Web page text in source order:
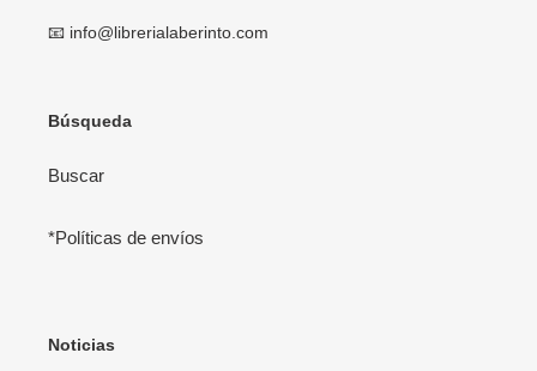
📧 info@librerialaberinto.com
Búsqueda
Buscar
*Políticas de envíos
Noticias